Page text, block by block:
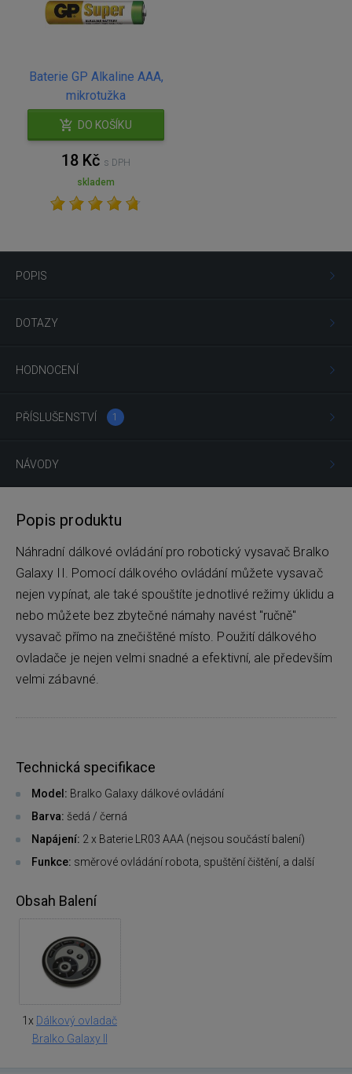
Baterie GP Alkaline AAA,
mikrotužka
DO KOŠÍKU
18 Kč s DPH
skladem
POPIS
DOTAZY
HODNOCENÍ
PŘÍSLUŠENSTVÍ 1
NÁVODY
Popis produktu
Náhradní dálkové ovládání pro robotický vysavač Bralko
Galaxy II. Pomocí dálkového ovládání můžete vysavač
nejen vypínat, ale také spouštíte jednotlivé režimy úklidu a
nebo můžete bez zbytečné námahy navést "ručně"
vysavač přímo na znečištěné místo. Použití dálkového
ovladače je nejen velmi snadné a efektivní, ale především
velmi zábavné.
Technická specifikace
Model: Bralko Galaxy dálkové ovládání
Barva: šedá / černá
Napájení: 2 x Baterie LR03 AAA (nejsou součástí balení)
Funkce: směrové ovládání robota, spuštění čištění, a další
Obsah Balení
1x Dálkový ovladač
Bralko Galaxy II